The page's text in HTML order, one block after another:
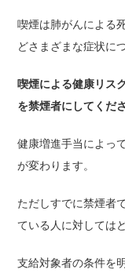
喫煙は肺がんによる
どさまざまな症状に
喫煙による健康リス
を禁煙者にしてくだ
健康増進手当によっ
が変わります。
ただしすでに禁煙者
ている人に対しては
支給対象者の条件を